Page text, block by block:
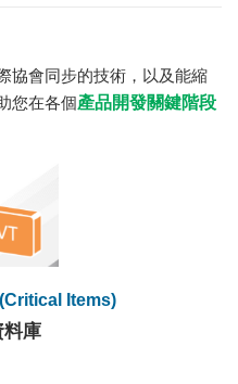
協會同步的技術，以及能縮
您在各個產品開發關鍵階段
Items)
庫